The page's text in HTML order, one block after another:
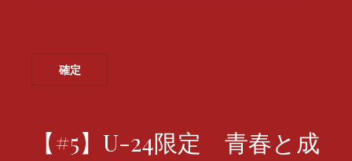
【#5】U-24限定 青春と成